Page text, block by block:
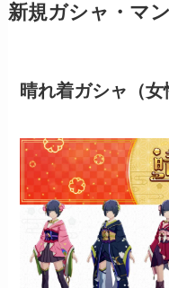
新規ガシャ・マ
晴れ着ガシャ（女